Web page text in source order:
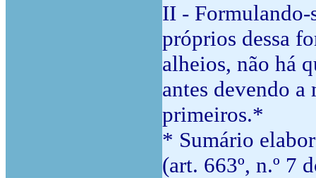
II - Formulando-
próprios dessa
alheios, não há
antes devendo a
primeiros.*
* Sumário
(art. 663º, n.º 7